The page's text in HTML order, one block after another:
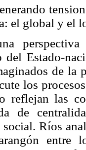
el global y el
del Estado-
de la
los
reflejan las
de
Ríos
entre